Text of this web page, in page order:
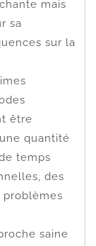
mais
sa
sur la
être
quantité
temps
des
saine